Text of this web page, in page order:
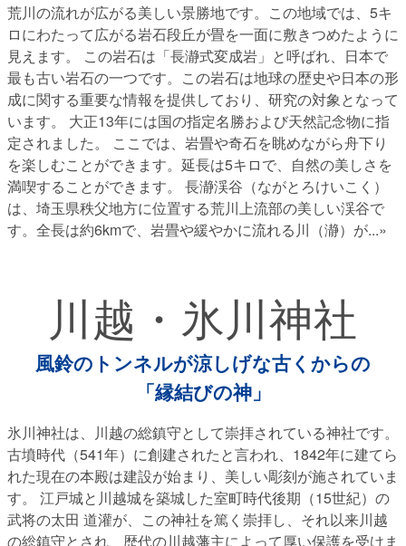
荒川の流れが広がる美しい景勝地です。この地域では、5キ
ロにわたって広がる岩石段丘が畳を一面に敷きつめたように
見えます。 この岩石は「長瀞式変成岩」と呼ばれ、日本で
最も古い岩石の一つです。この岩石は地球の歴史や日本の形
成に関する重要な情報を提供しており、研究の対象となって
います。 大正13年には国の指定名勝および天然記念物に指
定されました。 ここでは、岩畳や奇石を眺めながら舟下り
を楽しむことができます。延長は5キロで、自然の美しさを
満喫することができます。 長瀞渓谷（ながとろけいこく）
は、埼玉県秩父地方に位置する荒川上流部の美しい渓谷で
す。全長は約6kmで、岩畳や緩やかに流れる川（瀞）が...»
川越・氷川神社
風鈴のトンネルが涼しげな古くからの
「縁結びの神」
氷川神社は、川越の総鎮守として崇拝されている神社です。
古墳時代（541年）に創建されたと言われ、1842年に建てら
れた現在の本殿は建設が始まり、美しい彫刻が施されていま
す。 江戸城と川越城を築城した室町時代後期（15世紀）の
武将の太田 道灌が、この神社を篤く崇拝し、それ以来川越
の総鎮守とされ、歴代の川越藩主によって厚い保護を受けま